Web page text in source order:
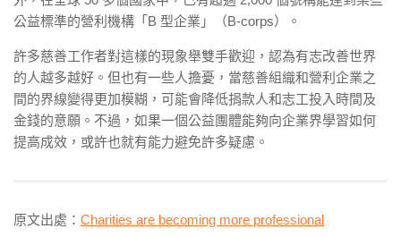
公益標準的營利機構「B 型企業」（B-corps）。
許多慈善工作者對這樣的現象舉雙手歡迎，認為有志改善世界
的人越多越好。但也有一些人擔憂，當慈善組織和營利企業之
間的界線變得更加模糊，可能會降低捐款人和志工投入時間及
金錢的意願。不過，如果一個公益團體能夠向企業界學習如何
提高成效，或許也就有能力避免許多疑慮。
原文出處： Charities are becoming more professional